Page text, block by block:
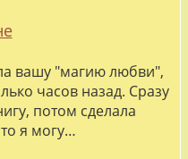
вашу "магию любви",
часов назад. Сразу
потом сделала
я могу…